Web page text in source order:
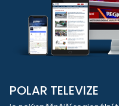
POLAR TELEVIZE